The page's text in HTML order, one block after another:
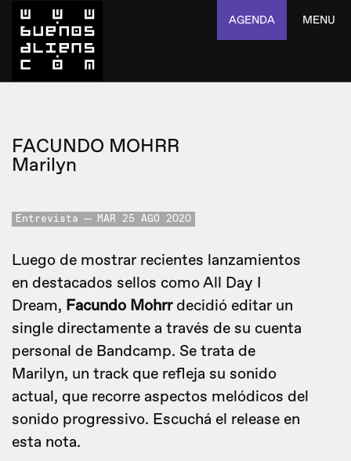
AGENDA MENU
FACUNDO MOHRR
Marilyn
Entrevista MAR 25 AGO 2020
Luego de mostrar recientes lanzamientos
en destacados sellos como All Day I
Dream, Facundo Mohrrdecidió editar un
single directamente a través de su cuenta
personal de Bandcamp. Se trata de
Marilyn, un track que refleja su sonido
actual, que recorre aspectos melódicos del
sonido progressivo. Escuchá el release en
esta nota.